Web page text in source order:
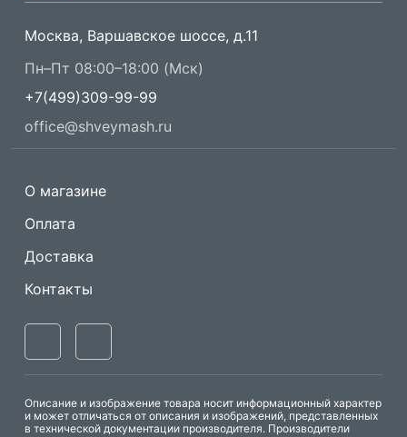
Москва, Варшавское шоссе, д.11
Пн–Пт 08:00–18:00 (Мск)
+7(499)309-99-99
office@shveymash.ru
О магазине
Оплата
Доставка
Контакты
Описание и изображение товара носит информационный характер
и может отличаться от описания и изображений, представленных
в технической документации производителя. Производители